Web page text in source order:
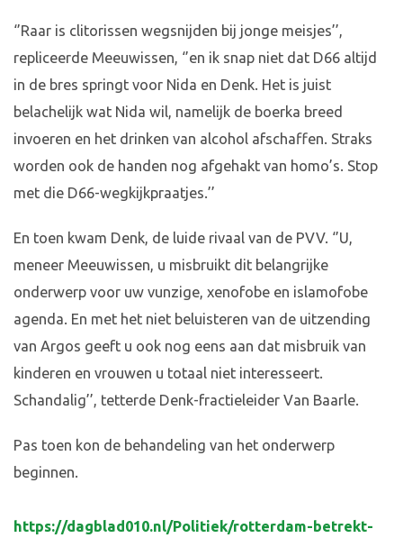
‘’Raar is clitorissen wegsnijden bij jonge meisjes’’,
repliceerde Meeuwissen, ‘’en ik snap niet dat D66 altijd
in de bres springt voor Nida en Denk. Het is juist
belachelijk wat Nida wil, namelijk de boerka breed
invoeren en het drinken van alcohol afschaffen. Straks
worden ook de handen nog afgehakt van homo’s. Stop
met die D66-wegkijkpraatjes.’’
En toen kwam Denk, de luide rivaal van de PVV. ‘’U,
meneer Meeuwissen, u misbruikt dit belangrijke
onderwerp voor uw vunzige, xenofobe en islamofobe
agenda. En met het niet beluisteren van de uitzending
van Argos geeft u ook nog eens aan dat misbruik van
kinderen en vrouwen u totaal niet interesseert.
Schandalig’’, tetterde Denk-fractieleider Van Baarle.
Pas toen kon de behandeling van het onderwerp
beginnen.
https://dagblad010.nl/Politiek/rotterdam-betrekt-